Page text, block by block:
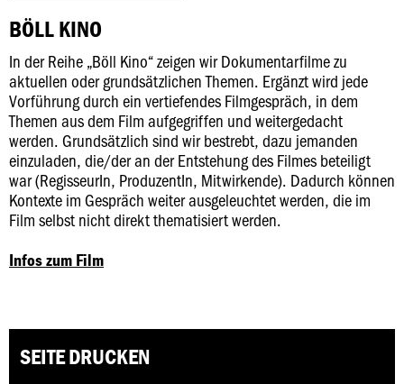
BÖLL KINO
In der Reihe „Böll Kino“ zeigen wir Dokumentarfilme zu
aktuellen oder grundsätzlichen Themen. Ergänzt wird jede
Vorführung durch ein vertiefendes Filmgespräch, in dem
Themen aus dem Film aufgegriffen und weitergedacht
werden. Grundsätzlich sind wir bestrebt, dazu jemanden
einzuladen, die/der an der Entstehung des Filmes beteiligt
war (RegisseurIn, ProduzentIn, Mitwirkende). Dadurch können
Kontexte im Gespräch weiter ausgeleuchtet werden, die im
Film selbst nicht direkt thematisiert werden.
Infos zum Film
SEITE DRUCKEN